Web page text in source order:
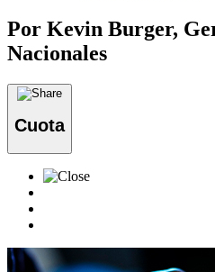
Por Kevin Burger,
Nacionales
Cuota